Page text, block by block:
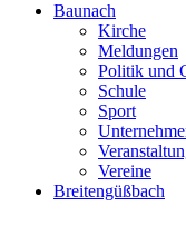
Baunach
Kirche
Meldungen
Politik und
Schule
Sport
Vereine
Breitengüßbach